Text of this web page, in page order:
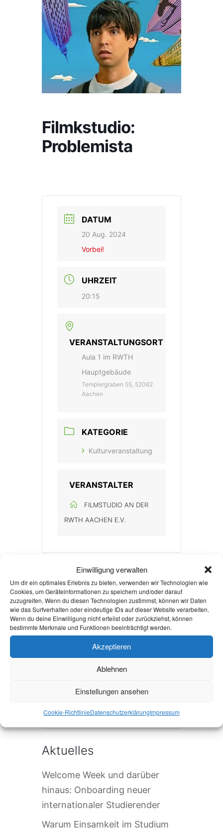
Einwilligung verwalten
Um dir ein optimales Erlebnis zu bieten, verwenden wir Technologien wie
Cookies, um Geräteinformationen zu speichern und/oder darauf
zuzugreifen. Wenn du diesen Technologien zustimmst, können wir Daten
wie das Surfverhalten oder eindeutige IDs auf dieser Website verarbeiten.
Wenn du deine Einwilligung nicht erteilst oder zurückziehst, können
bestimmte Merkmale und Funktionen beeinträchtigt werden.
Akzeptieren
Ablehnen
Einstellungen ansehen
Cookie-RichtlinieDatenschutzerklärungImpressum
Filmkstudio:
Problemista
DATUM
20 Aug. 2024
Vorbei!
UHRZEIT
20:15
VERANSTALTUNGSORT
Aula 1 im RWTH
Hauptgebäude
Templergraben 55, 52062
Aachen
KATEGORIE
Kulturveranstaltung
VERANSTALTER
FILMSTUDIO AN DER
RWTH AACHEN E.V.
+ Zu Google Kalender hinzufügen
+ iCal / Outlook export
Aktuelles
Welcome Week und darüber
hinaus: Onboarding neuer
internationaler Studierender
Warum Einsamkeit im Studium